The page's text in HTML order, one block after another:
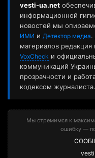
vesti-ua.net
информационной
новостей мы
ИМИ и Детектор медиа.
материалов редакция
VoxCheck и
коммуникаций
прозрачности и
кодексом журналиста.
Мы стремимся к
ошибку —